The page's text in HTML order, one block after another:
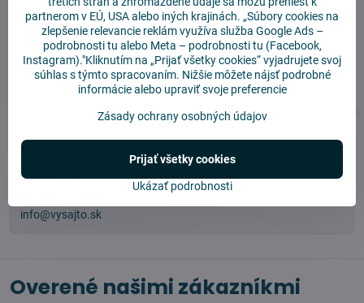
- white
Skladom
2,99 €
Do košíka
- black
Skladom
2,99 €
Do košíka
Potrebujete poradiť?
Kontaktujte nás:
info@vysajto.sk
Overené našimi zákazníkmi
partnerom v EÚ, USA alebo iných krajinách. „Súbory cookies na
zlepšenie relevancie reklám využíva služba Google Ads –
podrobnosti tu alebo Meta – podrobnosti tu (Facebook,
Instagram)."Kliknutím na „Prijať všetky cookies“ vyjadrujete svoj
súhlas s týmto spracovaním. Nižšie môžete nájsť podrobné
informácie alebo upraviť svoje preferencie
Zásady ochrany osobných údajov
Ukázať podrobnosti
Prijať všetky cookies